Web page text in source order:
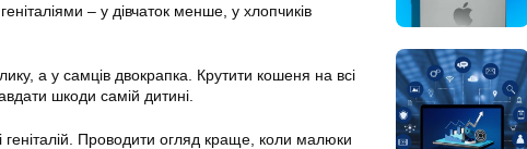
– у дівчаток менше, у хлопчиків
а у самців двокрапка. Крутити кошеня на всі
шкоди самій дитині.
геніталій. Проводити огляд краще, коли малюки